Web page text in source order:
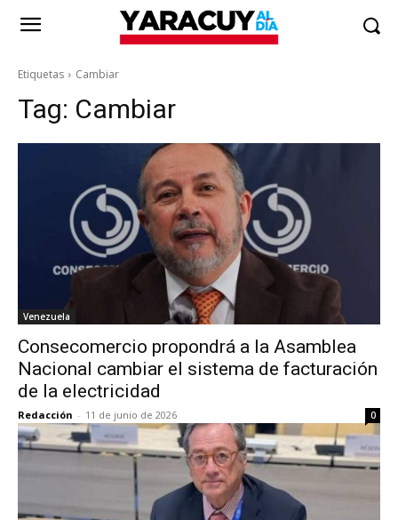
Etiquetas Cambiar
Tag: Cambiar
Venezuela
Consecomercio propondrá a la Asamblea
Nacional cambiar el sistema de facturación
de la electricidad
Redacción - 11 de junio de 2026 0